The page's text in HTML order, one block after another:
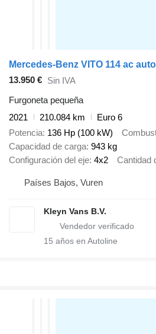
Mercedes-Benz VITO 114 ac
13.950 € Sin IVA
Furgoneta pequeña
2021
210.084 km
Euro 6
Potencia 136 Hp (100 kW)
Capacidad de carga 943 kg
Configuración del eje 4x2 Cantidad
Países Bajos, Vuren
Kleyn Vans B.V.
15 años en Autoline